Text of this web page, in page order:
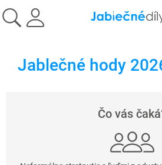
na
obsah
Jablečné hody
Čo vás